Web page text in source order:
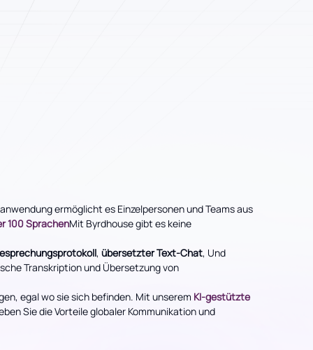
ermöglicht es Einzelpersonen und Teams aus
100 SprachenMit Byrdhouse gibt es keine
, übersetzter Text-Chat, Und
Transkription und Übersetzung von
egal wo sie sich befinden. Mit unserem KI-gestützte
Sie die Vorteile globaler Kommunikation und